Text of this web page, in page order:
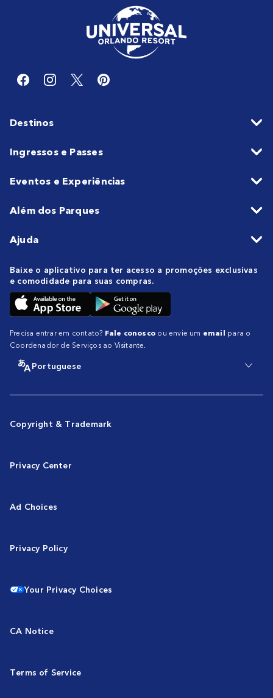
Destinos
Ingressos e Passes
Eventos e Experiências
Além dos Parques
Ajuda
Baixe o aplicativo para ter acesso a promoções exclusivas
e comodidade para suas compras.
Precisa entrar em contato? Fale conosco ou envie um email para o
Coordenador de Serviços ao Visitante.
Portuguese
Copyright & Trademark
Privacy Center
Ad Choices
Privacy Policy
Your Privacy Choices
CA Notice
Terms of Service